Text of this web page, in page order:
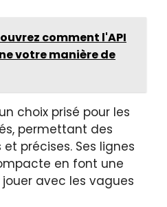
comment l'API
votre manière de
choix prisé pour les
permettant des
précises. Ses lignes
en font une
avec les vagues